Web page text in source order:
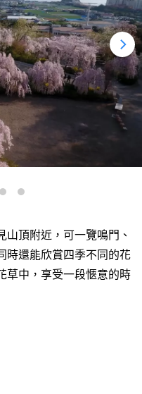
山頂附近，可一覽鳴門、
時還能欣賞四季不同的花
草中，享受一段愜意的時